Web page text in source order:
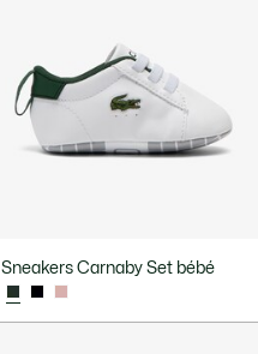
Sneakers Carnaby Set bébé